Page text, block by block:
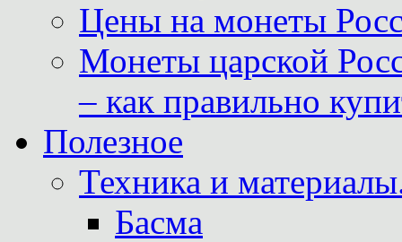
Цены на монеты
Монеты царской
– как правильно
Полезное
Техника и
Басма